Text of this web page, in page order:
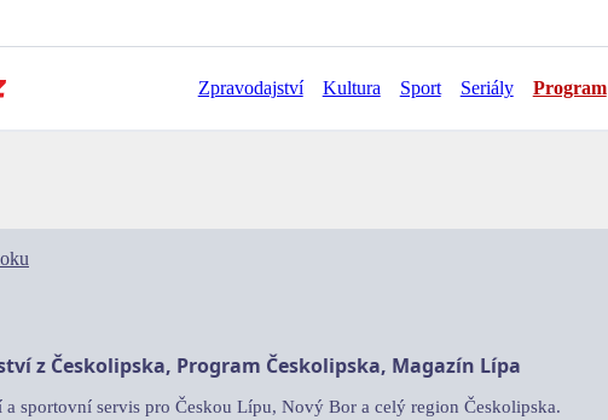
Zpravodajství Kultura Sport Seriály Program
z Českolipska, Program Českolipska, Magazín Lípa
sportovní servis pro Českou Lípu, Nový Bor a celý region Českolipska.